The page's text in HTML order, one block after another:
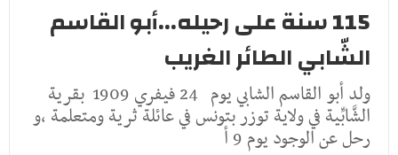
115 سنة على رحيله...أبو القاسم
الشّابي الطائر الغريب
ولد أبو القاسم الشابي يوم 24 فيفري 1909 بقرية
الشَّابِّية في ولاية توزر بتونس في عائلة ثرية ومتعلمة ،و
رحل عن الوجود يوم 9 أ